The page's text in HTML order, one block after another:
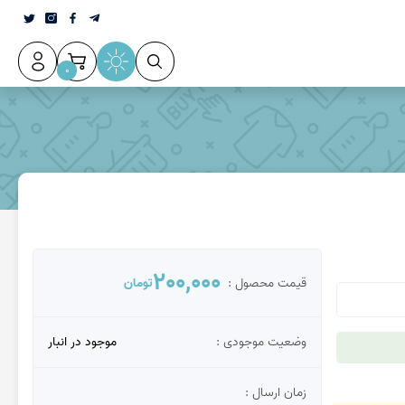
0
قیمت محصول : 200,000تومان
وضعیت موجودی : موجود در انبار
زمان ارسال :